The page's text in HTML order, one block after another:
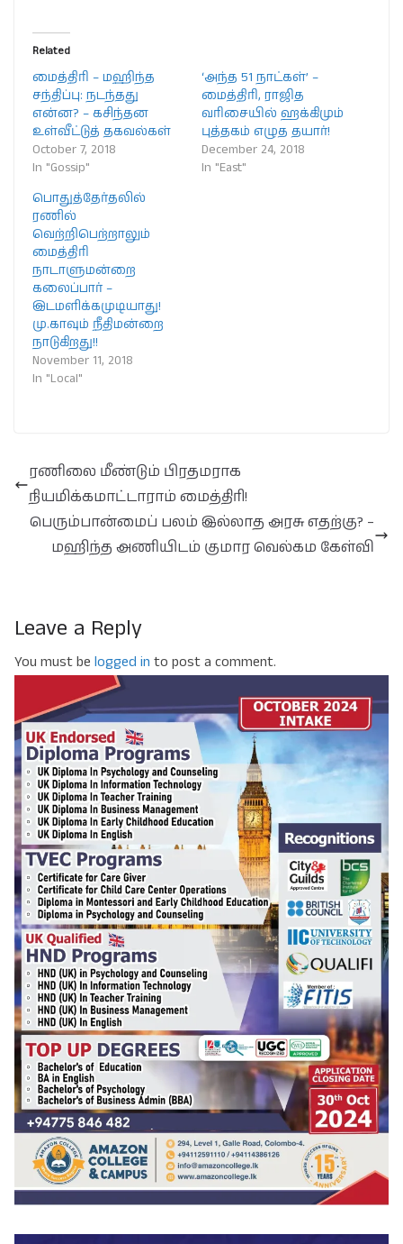
Related
மைத்திரி – மஹிந்த
சந்திப்பு: நடந்தது
என்ன? – கசிந்தன
உள்வீட்டுத் தகவல்கள்
October 7, 2018
In "Gossip"
‘அந்த 51 நாட்கள்’ –
மைத்திரி, ராஜித
வரிசையில் ஹக்கிமும்
புத்தகம் எழுத தயார்!
December 24, 2018
In "East"
பொதுத்தேர்தலில்
ரணில்
வெற்றிபெற்றாலும்
மைத்திரி
நாடாளுமன்றை
கலைப்பார் –
இடமளிக்கமுடியாது!
மு.காவும் நீதிமன்றை
நாடுகிறது!!
November 11, 2018
In "Local"
ரணிலை மீண்டும் பிரதமராக
நியமிக்கமாட்டாராம் மைத்திரி!
பெரும்பான்மைப் பலம் இல்லாத அரசு எதற்கு? –
மஹிந்த அணியிடம் குமார வெல்கம கேள்வி
Leave a Reply
You must be logged in to post a comment.